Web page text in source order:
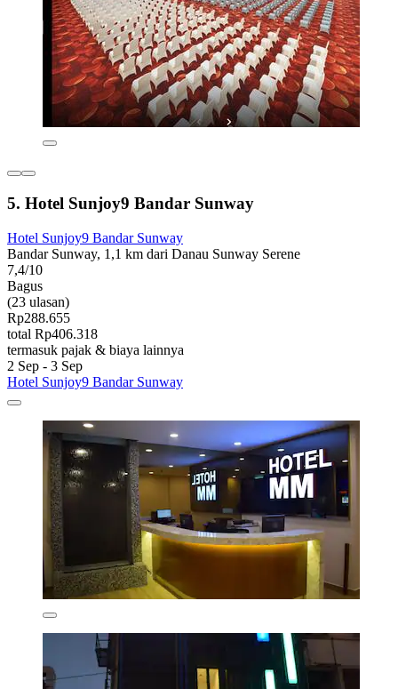
5. Hotel Sunjoy9 Bandar Sunway
Hotel Sunjoy9 Bandar Sunway
Bandar Sunway, 1,1 km dari Danau Sunway Serene
7,4/10
Bagus
(23 ulasan)
Rp288.655
total Rp406.318
termasuk pajak & biaya lainnya
2 Sep - 3 Sep
Hotel Sunjoy9 Bandar Sunway